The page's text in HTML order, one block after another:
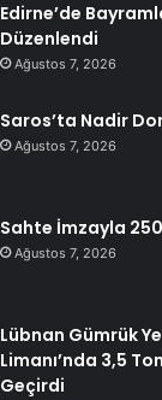
Edirne’de
Düzenlendi
Ağustos 7, 2026
Saros’ta Nadir
Ağustos 7, 2026
Sahte İmzayla
Ağustos 7, 2026
Lübnan Gümrük
Limanı’nda 3,5
Geçirdi